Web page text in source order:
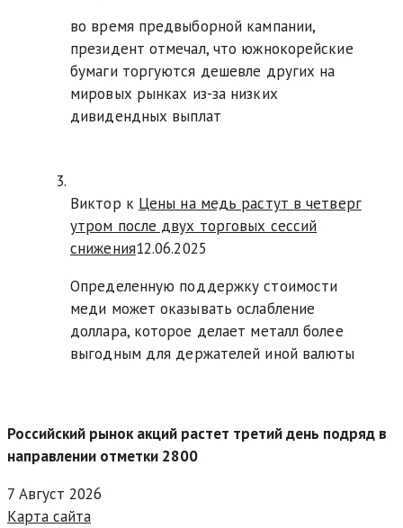
во время предвыборной кампании,
президент отмечал, что южнокорейские
бумаги торгуются дешевле других на
мировых рынках из-за низких
дивидендных выплат
Виктор к Цены на медь растут в четверг
утром после двух торговых сессий
снижения12.06.2025
Определенную поддержку стоимости
меди может оказывать ослабление
доллара, которое делает металл более
выгодным для держателей иной валюты
Российский рынок акций растет третий день подряд в
направлении отметки 2800
7 Август 2026
Карта сайта